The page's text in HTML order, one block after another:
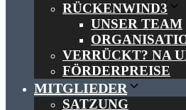
RÜCKENWIND3
UNSER TEAM
VERRÜCKT? NA
FÖRDERPREISE
MITGLIEDER
SATZUNG